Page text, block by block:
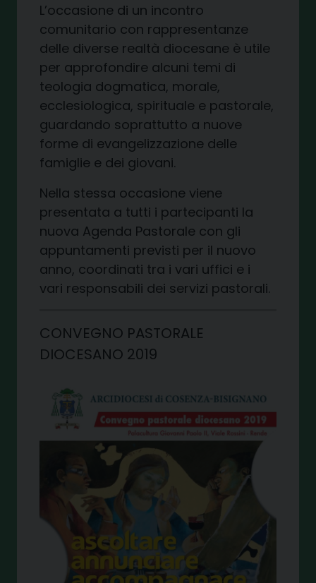
L’occasione di un incontro
comunitario con rappresentanze
delle diverse realtà diocesane è utile
per approfondire alcuni temi di
teologia dogmatica, morale,
ecclesiologica, spirituale e pastorale,
guardando soprattutto a nuove
forme di evangelizzazione delle
famiglie e dei giovani.
Nella stessa occasione viene
presentata a tutti i partecipanti la
nuova Agenda Pastorale con gli
appuntamenti previsti per il nuovo
anno, coordinati tra i vari uffici e i
vari responsabili dei servizi pastorali.
CONVEGNO PASTORALE
DIOCESANO 2019